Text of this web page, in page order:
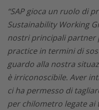
“SAP gioca un ruolo di
Sustainability Working
nostri principali partner
practice in termini di
guardo alla nostra
è irriconoscibile. Aver
ci ha permesso di
per chilometro legate ai